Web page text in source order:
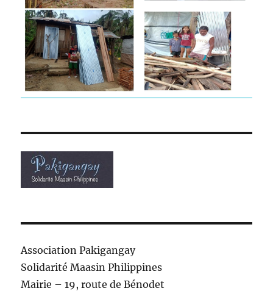
Association Pakigangay
Solidarité Maasin Philippines
Mairie – 19, route de Bénodet